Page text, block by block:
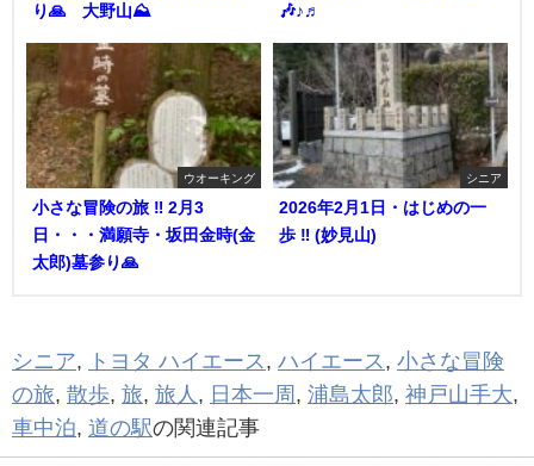
り🙏 大野山⛰️
🎶♪♬
ウオーキング
小さな冒険の旅 ‼︎ 2月3
日・・・満願寺・坂田金時(金
太郎)墓参り🙏
シニア
2026年2月1日・はじめの一
歩 ‼︎ (妙見山)
シニア, トヨタ ハイエース , ハイエース , 小さな冒険
の旅, 散歩, 旅, 旅人 , 日本一周 , 浦島太郎, 神戸山手大,
車中泊, 道の駅の関連記事